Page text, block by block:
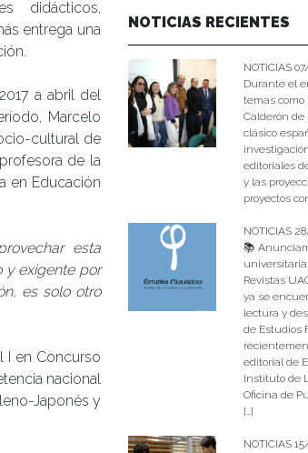
didácticos,
entrega una
a abril del
Marcelo
cultural de
de la
en Educación
esta
y exigente por
es solo otro
I en Concurso
nacional
Japonés y
NOTICIAS RECIENTES
NOTICIAS
Durante el
temas como
Calderón
clásico
editoriales
y las
proyectos
NOTICIAS
📚
Revistas
ya se
lectura y
de Estudios
editorial de
Instituto de
Oficina de
[…]
NOTICIAS